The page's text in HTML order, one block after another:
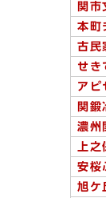
関市
本町
古民
せき
アピ
関鍛
濃州
上
安桜
旭ケ